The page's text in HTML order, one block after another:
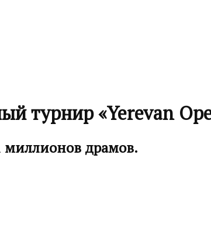
турнир «Yerevan
миллионов драмов.